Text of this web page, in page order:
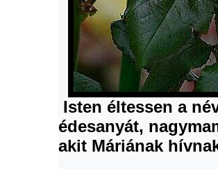
Isten éltessen a
édesanyát,
akit Máriának